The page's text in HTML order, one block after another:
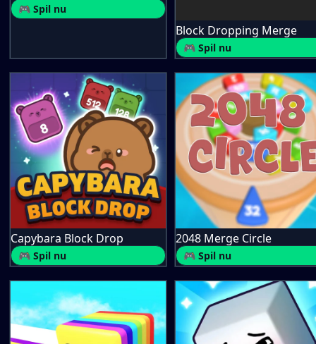
🎮 Spil nu
Block Dropping Merge
🎮 Spil nu
Capybara Block Drop
🎮 Spil nu
2048 Merge Circle
🎮 Spil nu